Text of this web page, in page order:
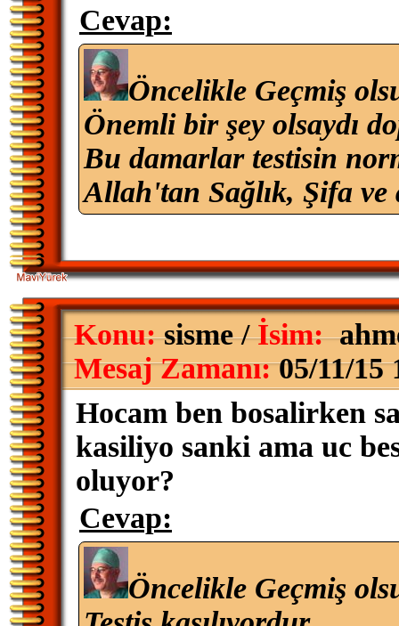
Cevap:
Öncelikle Geçmiş
Önemli bir şey olsaydı
Bu damarlar testisin
Allah'tan Sağlık, Şifa
Konu:sisme /İsim:
Mesaj Zamanı:05/11/15
Hocam ben bosalirken
kasiliyo sanki ama uc
oluyor?
Cevap:
Öncelikle Geçmiş